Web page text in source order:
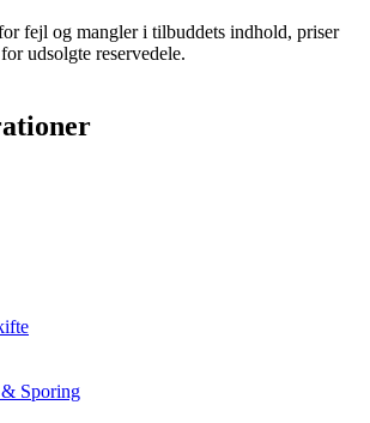
fejl og mangler i tilbuddets indhold, priser
udsolgte reservedele.
Sporing